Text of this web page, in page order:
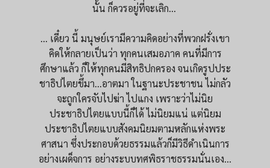
นั้น ก็ควรอยู่ที่จะเลิก...
... เดี๋ยว นี้ มนุษย์เรามีความคิดอย่างที่พวกฝรั่งเขา
คิดให้กลายเป็นว่า ทุกคนเสมอภาค คนที่มีการ
ศึกษาแล้ว ก็ให้ทุกคนมีสิทธิปกครอง จนเกิดรูปประ
ชาธิปไตยขึ้มา...อาตมา ในฐานะประชาชน ไม่กลัว
จะถูกใครจับไปฆ่า ไปแกง เพราะว่าไม่นิย
ประชาธิปไตยแบบนี้ก็ได้ ไม่นิยมแน่ แต่นิยม
ประชาธิปไตยแบบสังคมนิยมตามหลักแห่งพระ
ศาสนา ซึ่งประกอบด้วยธรรมแล้วก็มีวิธีดำเนินการ
อย่างเผด็จการ อย่างระบบทศพิธราชธรรมนั่นเอง...